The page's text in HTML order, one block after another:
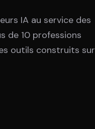
IA au service des
de 10 professions
outils construits sur